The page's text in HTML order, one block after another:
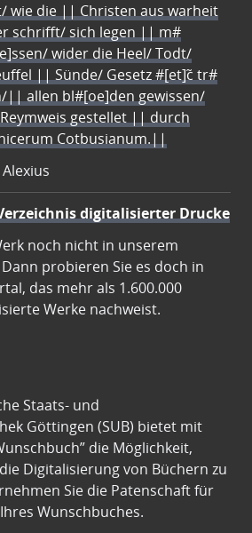
wie die || Christen aus warheit
schrifft/ sich legen || m#
wider die Heel/ Todt/
|| Sünde/ Gesetz #[et]c̃ tr#
|| allen bl#[oe]den gewissen/
gestellet || durch
Cotbusianum.||
digitalisierter Drucke
noch nicht in unserem
probieren Sie es doch in
das mehr als 1.600.000
Werke nachweist.
Staats- und
Göttingen (SUB) bietet mit
die Möglichkeit,
Digitalisierung von Büchern zu
Sie die Patenschaft für
Wunschbuches.